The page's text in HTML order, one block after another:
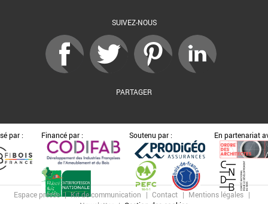
SUIVEZ-NOUS
PARTAGER
par : Financé par : Soutenu par : En partenariat
Espace presse Kit de communication Contact
Mentions légales